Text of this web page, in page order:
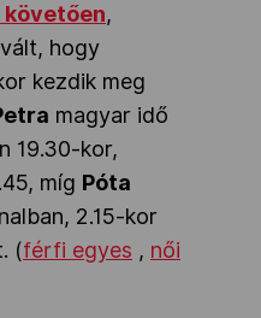
,
hogy
kezdik meg
magyar idő
19.30-kor,
míg Póta
2.15-kor
(férfi egyes , női